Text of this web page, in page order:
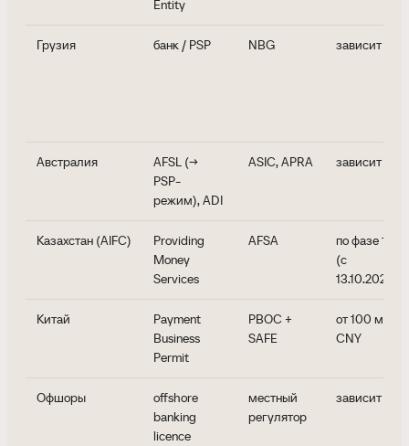
Entity
Грузия банк / PSP NBG зависит
Австралия
AFSL (→
PSP-
режим), ADI
ASIC, APRA зависит
Казахстан (AIFC)
Providing
Money
Services
AFSA
по фазе 1
(с
13.10.2025)
Китай
Payment
Business
Permit
PBOC +
SAFE
от 100 млн
CNY
Офшоры
offshore
banking
licence
местный
регулятор
зависит